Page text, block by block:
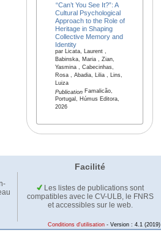
“Can’t You See It?”: A
Cultural Psychological
Approach to the Role of
Heritage in Shaping
Collective Memory and
Identity
par Licata, Laurent ,
Babinska, Maria , Zian,
Yasmina , Cabecinhas,
Rosa , Abadia, Lilia , Lins,
Luiza
PublicationFamalicão,
Portugal, Húmus Editora,
2026
Facilité
Les listes de publications sont
compatibles avec le CV-ULB, le FNRS
et accessibles sur le web.
Conditions d'utilisation - Version : 4.1 (2019)